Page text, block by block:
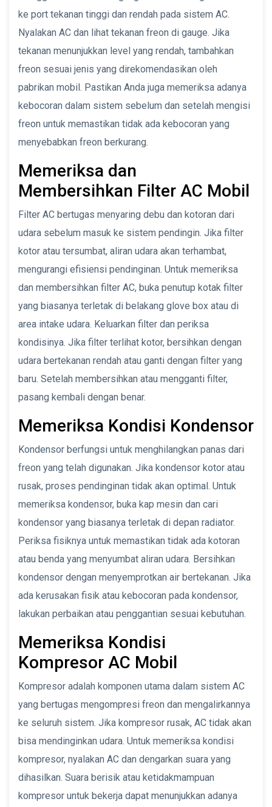
ke port tekanan tinggi dan rendah pada sistem AC.
Nyalakan AC dan lihat tekanan freon di gauge. Jika
tekanan menunjukkan level yang rendah, tambahkan
freon sesuai jenis yang direkomendasikan oleh
pabrikan mobil. Pastikan Anda juga memeriksa adanya
kebocoran dalam sistem sebelum dan setelah mengisi
freon untuk memastikan tidak ada kebocoran yang
menyebabkan freon berkurang.
Memeriksa dan
Membersihkan Filter AC Mobil
Filter AC bertugas menyaring debu dan kotoran dari
udara sebelum masuk ke sistem pendingin. Jika filter
kotor atau tersumbat, aliran udara akan terhambat,
mengurangi efisiensi pendinginan. Untuk memeriksa
dan membersihkan filter AC, buka penutup kotak filter
yang biasanya terletak di belakang glove box atau di
area intake udara. Keluarkan filter dan periksa
kondisinya. Jika filter terlihat kotor, bersihkan dengan
udara bertekanan rendah atau ganti dengan filter yang
baru. Setelah membersihkan atau mengganti filter,
pasang kembali dengan benar.
Memeriksa Kondisi Kondensor
Kondensor berfungsi untuk menghilangkan panas dari
freon yang telah digunakan. Jika kondensor kotor atau
rusak, proses pendinginan tidak akan optimal. Untuk
memeriksa kondensor, buka kap mesin dan cari
kondensor yang biasanya terletak di depan radiator.
Periksa fisiknya untuk memastikan tidak ada kotoran
atau benda yang menyumbat aliran udara. Bersihkan
kondensor dengan menyemprotkan air bertekanan. Jika
ada kerusakan fisik atau kebocoran pada kondensor,
lakukan perbaikan atau penggantian sesuai kebutuhan.
Memeriksa Kondisi
Kompresor AC Mobil
Kompresor adalah komponen utama dalam sistem AC
yang bertugas mengompresi freon dan mengalirkannya
ke seluruh sistem. Jika kompresor rusak, AC tidak akan
bisa mendinginkan udara. Untuk memeriksa kondisi
kompresor, nyalakan AC dan dengarkan suara yang
dihasilkan. Suara berisik atau ketidakmampuan
kompresor untuk bekerja dapat menunjukkan adanya